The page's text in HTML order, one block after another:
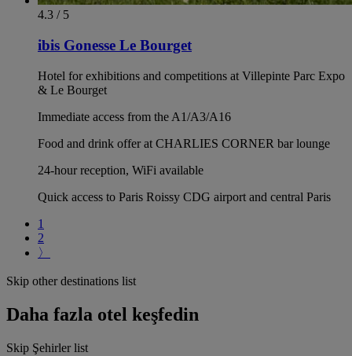
4.3 / 5
ibis Gonesse Le Bourget
Hotel for exhibitions and competitions at Villepinte Parc Expo
& Le Bourget
Immediate access from the A1/A3/A16
Food and drink offer at CHARLIES CORNER bar lounge
24-hour reception, WiFi available
Quick access to Paris Roissy CDG airport and central Paris
1
2
〉
Skip other destinations list
Daha fazla otel keşfedin
Skip Şehirler list